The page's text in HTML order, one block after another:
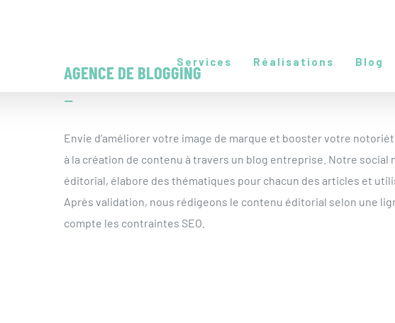
Services Réalisations Blog
AGENCE DE BLOGGING
–
Envie d’améliorer votre image de marque et booster votre
à la création de contenu à travers un blog entreprise. Notre social
éditorial, élabore des thématiques pour chacun des articles et
Après validation, nous rédigeons le contenu éditorial selon une
compte les contraintes SEO.